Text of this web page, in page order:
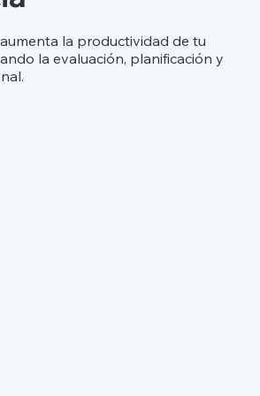
la productividad de tu
la evaluación, planificación y